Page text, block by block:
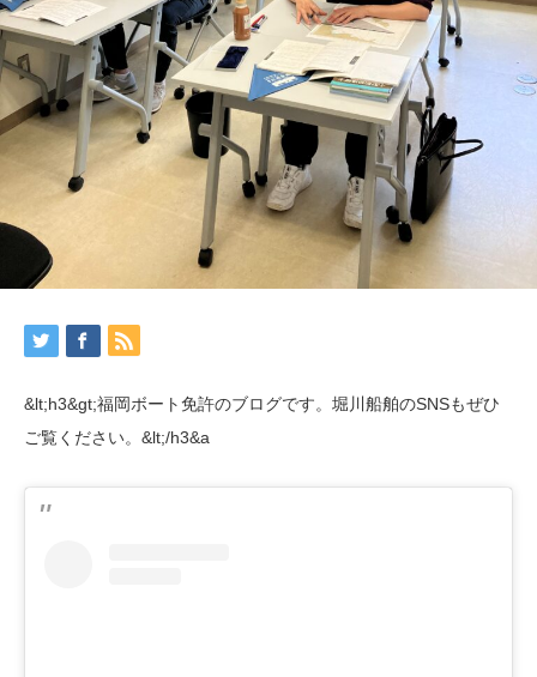
&lt;h3&gt;福岡ボート免許のブログです。堀川船舶のSNSもぜひ
ご覧ください。&lt;/h3&a